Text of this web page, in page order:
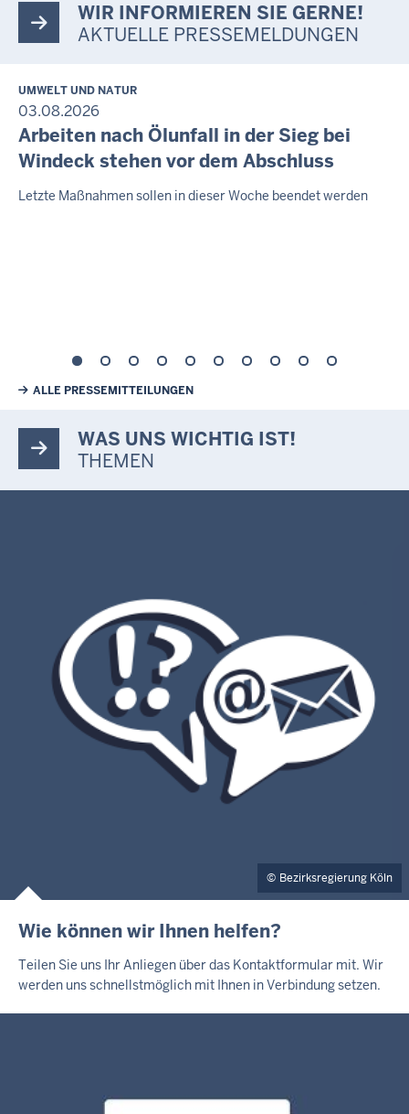
WIR INFORMIEREN SIE GERNE!
AKTUELLE PRESSEMELDUNGEN
UMWELT UND NATUR
03.08.2026
Arbeiten nach Ölunfall in der Sieg bei
Windeck stehen vor dem Abschluss
Letzte Maßnahmen sollen in dieser Woche beendet werden
Weiterführende Links
ALLE PRESSEMITTEILUNGEN
WAS UNS WICHTIG IST!
THEMEN
Bezirksregierung Köln
Wie können wir Ihnen helfen?
Teilen Sie uns Ihr Anliegen über das Kontaktformular mit. Wir
werden uns schnellstmöglich mit Ihnen in Verbindung setzen.